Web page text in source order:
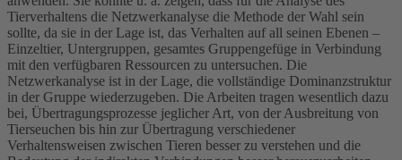
Tierverhaltens die Netzwerkanalyse die Methode der Wahl sein
sollte, da sie in der Lage ist, das Verhalten auf all seinen Ebenen –
Einzeltier, Untergruppen, gesamtes Gruppengefüge in Verbindung
mit den verfügbaren Ressourcen zu untersuchen. Die
Netzwerkanalyse ist in der Lage, die vollständige Dominanzstruktur
in der Gruppe wiederzugeben. Die Arbeiten tragen wesentlich dazu
bei, Übertragungsprozesse jeglicher Art, von der Ausbreitung von
Tierseuchen bis hin zur Übertragung verschiedener
Verhaltensweisen zwischen Tieren besser zu verstehen und die